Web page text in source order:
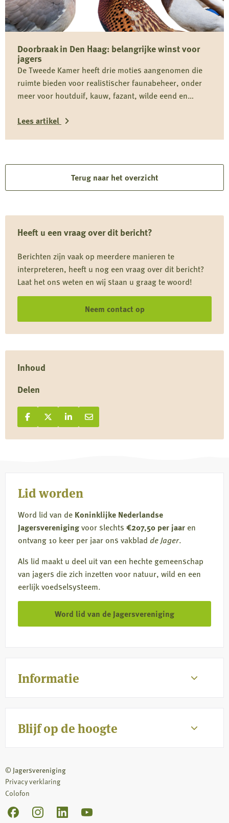
Heeft u een vraag over dit bericht?
Berichten zijn vaak op meerdere manieren te
interpreteren, heeft u nog een vraag over dit bericht?
Laat het ons weten en wij staan u graag te woord!
Neem contact op
Inhoud
Delen
Deel op Facebook
Deel
op
Deel op X
Deel
op
Deel op LinkedIn
Deel
op
Deel via e-mail
Deel
via
regels
geven
provincies
meer
mogelijkheden
wolvenbeheer
Doorbraak in Den Haag: belangrijke winst voor
jagers
De Tweede Kamer heeft drie moties aangenomen die
ruimte bieden voor realistischer faunabeheer, onder
meer voor houtduif, kauw, fazant, wilde eend en
actief onder de aandacht gebracht en ziet in de brede
Lees artikel
Doorbraak
Den
Haag:
winst
voor
Terug naar het overzicht
Informatie
Lid worden
Word lid van de Koninklijke Nederlandse
Jagersverenigingvoor slechts €207,50 per jaar en
ontvang 10 keer per jaar ons vakblad de Jager.
Als lid maakt u deel uit van een hechte gemeenschap
van jagers die zich inzetten voor natuur, wild en een
eerlijk voedselsysteem.
Word lid van de Jagersvereniging
Blijf op de hoogte
© Jagersvereniging
Privacy verklaring
Colofon